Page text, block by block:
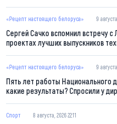
«Рецепт настоящего белоруса» 9
Сергей Сачко вспомнил встречу
проектах лучших выпускников
«Рецепт настоящего белоруса» 9
Пять лет работы Национального
какие результаты? Спросили у
Спорт 8 августа, 2026 22:11